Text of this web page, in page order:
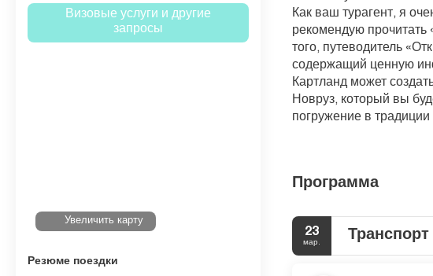
Как ваш турагент, я
рекомендую
того, путеводитель
содержащий ценную
Картланд может
Новруз, который вы
погружение в
Программа
23
мар.
Визовые услуги и другие
запросы
Увеличить карту
Резюме поездки